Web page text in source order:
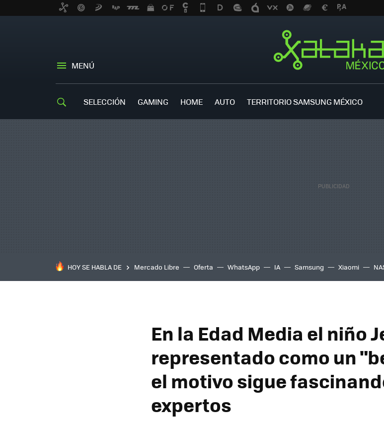
MENÚ
SELECCIÓN GAMING HOME AUTO TERRITORIO SAMSUNG MÉXICO
HOY SE HABLA DE Mercado Libre Oferta WhatsApp IA Samsung Xiaomi
En la Edad Media el niño
representado como un
el motivo sigue
expertos